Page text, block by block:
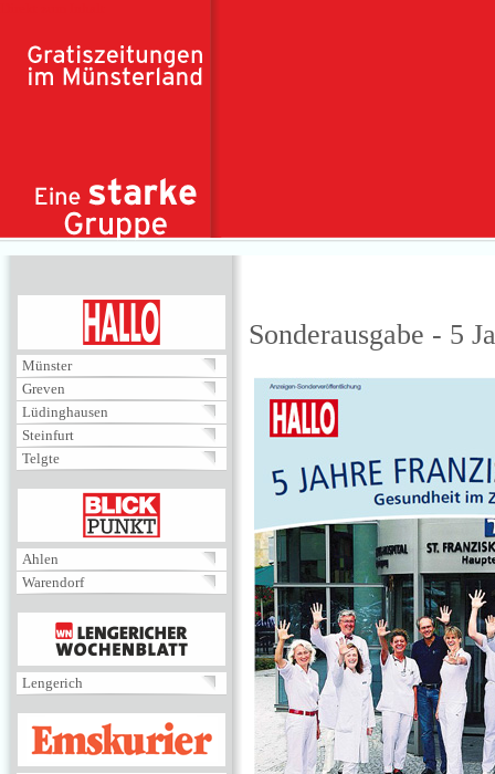
Münster
Greven
Lüdinghausen
Steinfurt
Telgte
BLICKPUNKT
Ahlen
Warendorf
MENÜ
Lengerich
EMSKURIER
Sonderausgabe - 5